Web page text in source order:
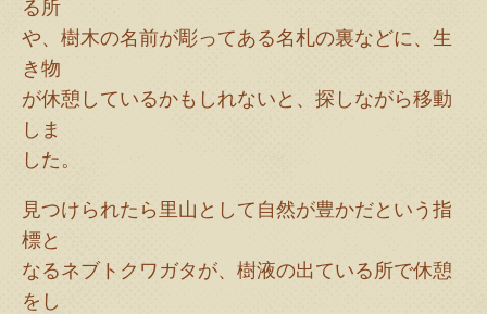
る所
や、樹木の名前が彫ってある名札の裏などに、生
き物
が休憩しているかもしれないと、探しながら移動
しま
した。
見つけられたら里山として自然が豊かだという指
標と
なるネブトクワガタが、樹液の出ている所で休憩
をし